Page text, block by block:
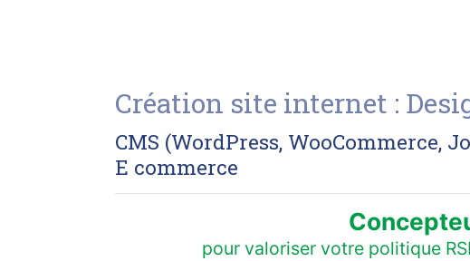
Création site internet :
CMS (WordPress, WooCommerce,
E commerce
pour valoriser votre politique